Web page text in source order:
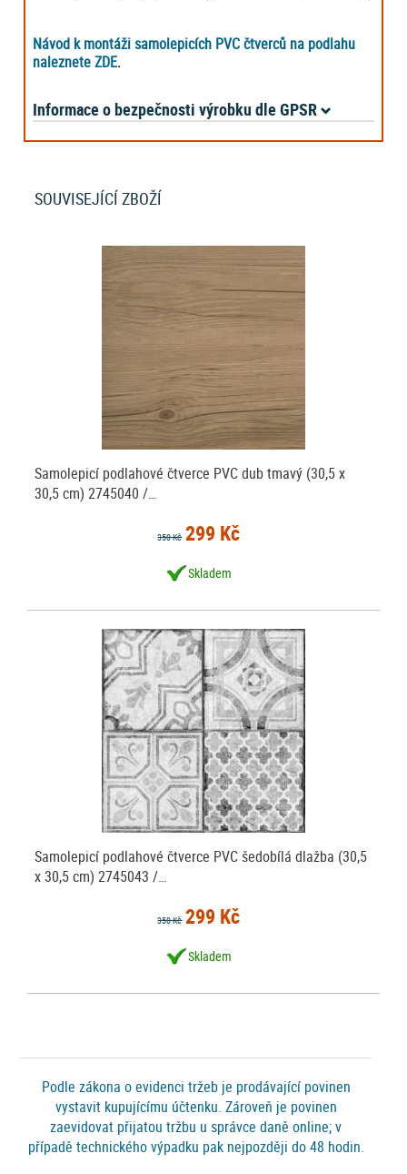
Návod k montáži samolepicích PVC čtverců na podlahu
naleznete ZDE.
Informace o bezpečnosti výrobku dle GPSR
SOUVISEJÍCÍ ZBOŽÍ
Samolepicí podlahové čtverce PVC dub tmavý (30,5 x
30,5 cm) 2745040 /…
350 Kč 299 Kč
Skladem
Samolepicí podlahové čtverce PVC šedobílá dlažba (30,5
x 30,5 cm) 2745043 /…
350 Kč 299 Kč
Skladem
Podle zákona o evidenci tržeb je prodávající povinen
vystavit kupujícímu účtenku. Zároveň je povinen
zaevidovat přijatou tržbu u správce daně online; v
případě technického výpadku pak nejpozději do 48 hodin.